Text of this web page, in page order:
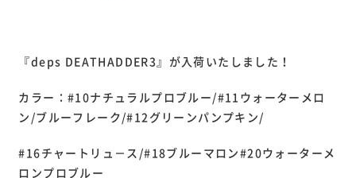
『deps DEATHADDER3』が入荷いたしました！
カラー：#10ナチュラルプロブルー/#11ウォーターメロ
ン/ブルーフレーク/#12グリーンパンプキン/
#16チャートリュ－ス/#18ブルーマロン#20ウォーターメ
ロンプロブルー